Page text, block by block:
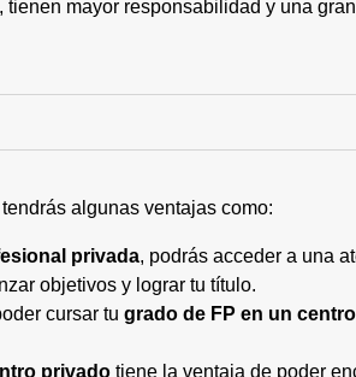
mayor responsabilidad y una
algunas ventajas como:
privada, podrás acceder a una
objetivos y lograr tu título.
cursar tu grado de FP en un
privado tiene la ventaja de poder